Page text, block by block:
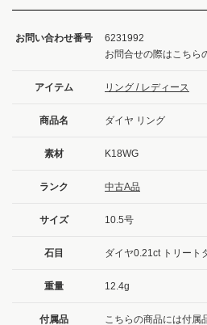
お問い合わせ番号
6231992
お問合せの際はこちら
アイテム リング / レディース
商品名 ダイヤ リング
素材 K18WG
ランク 中古A品
サイズ 10.5号
石目 ダイヤ0.21ct トリート
重量 12.4g
付属品 こちらの商品には付属